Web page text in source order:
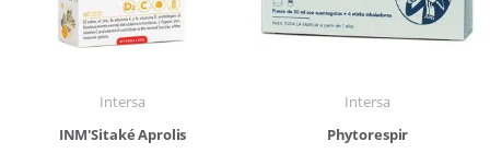
Intersa
INM'Sitaké Aprolis
Intersa
Phytorespir